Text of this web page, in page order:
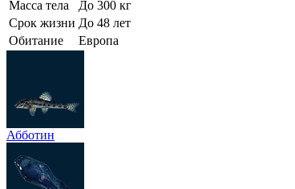
Масса тела
До 300 кг
Срок жизни До 48 лет
Обитание
Европа
Абботин